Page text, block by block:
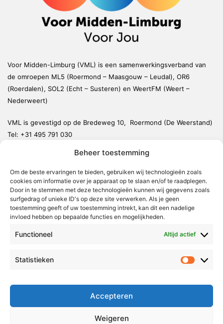
Beheer toestemming
Om de beste ervaringen te bieden, gebruiken wij technologieën zoals
cookies om informatie over je apparaat op te slaan en/of te raadplegen.
Door in te stemmen met deze technologieën kunnen wij gegevens zoals
surfgedrag of unieke ID's op deze site verwerken. Als je geen
toestemming geeft of uw toestemming intrekt, kan dit een nadelige
invloed hebben op bepaalde functies en mogelijkheden.
Functioneel Altijd actief
Statistieken
Accepteren
Weigeren
Voor Midden-Limburg (VML) is een samenwerkingsverband van
de omroepen ML5 (Roermond – Maasgouw – Leudal), OR6
(Roerdalen), SOL2 (Echt – Susteren) en WeertFM (Weert –
Nederweert)
VML is gevestigd op de Bredeweg 10, Roermond (De Weerstand)
Tel: +31 495 791 030
Weert
Nederweert
Leudal
Maasgouw
Echt-Susteren
Roermond
Radio & TV